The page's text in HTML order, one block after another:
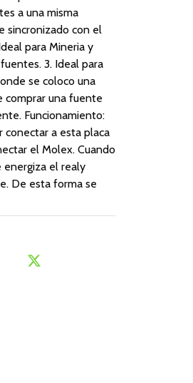
a una misma
sincronizado con el
para Mineria y
3. Ideal para
se coloco una
comprar una fuente
Funcionamiento:
a esta placa
el Molex. Cuando
energiza el realy
De esta forma se